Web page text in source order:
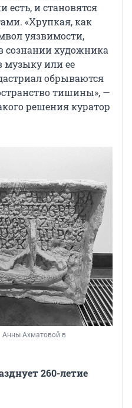
есть, и становятся
«Хрупкая, как
уязвимости,
сознании художника
музыку или ее
обрываются
тишины», —
решения куратор
Анны Ахматовой в
260-летие